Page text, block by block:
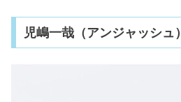
児嶋一哉（アンジャッシュ）